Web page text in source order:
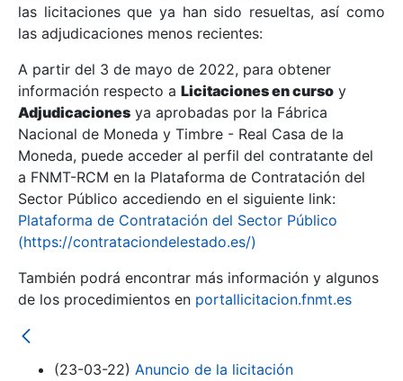
Mostrar/Ocultar
Mostrar/Ocultar
las licitaciones que ya han sido resueltas, así como
las adjudicaciones menos recientes:
A partir del 3 de mayo de 2022, para obtener
información respecto a Licitaciones en curso y
Adjudicaciones ya aprobadas por la Fábrica
Nacional de Moneda y Timbre - Real Casa de la
Moneda, puede acceder al perfil del contratante del
a FNMT-RCM en la Plataforma de Contratación del
Sector Público accediendo en el siguiente link:
Plataforma de Contratación del Sector Público
(https://contrataciondelestado.es/)
También podrá encontrar más información y algunos
de los procedimientos en portallicitacion.fnmt.es
(23-03-22) Anuncio de la licitación